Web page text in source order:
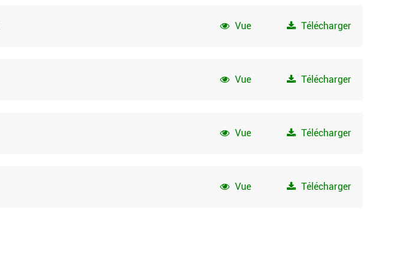
Vue Télécharger
Vue Télécharger
Vue Télécharger
Vue Télécharger